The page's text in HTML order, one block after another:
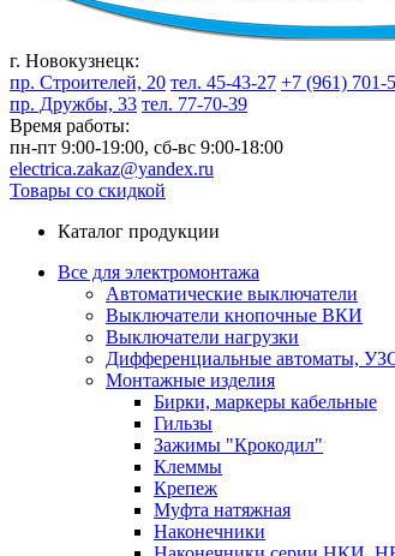
г. Новокузнецк:
пр. Строителей, 20 тел. 45-43-27 +7 (961) 701-
пр. Дружбы, 33 тел. 77-70-39
Время работы:
пн-пт 9:00-19:00, сб-вс 9:00-18:00
electrica.zakaz@yandex.ru
Товары со скидкой
Каталог продукции
Все для электромонтажа
Автоматические выключатели
Выключатели кнопочные ВКИ
Выключатели нагрузки
Дифференциальные автоматы,
Монтажные изделия
Бирки, маркеры кабельные
Гильзы
Зажимы "Крокодил"
Клеммы
Крепеж
Муфта натяжная
Наконечники